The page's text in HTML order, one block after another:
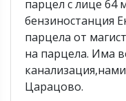
парцел с лице 64
бензиностанция
парцела от
на парцела. Има
Царацово.